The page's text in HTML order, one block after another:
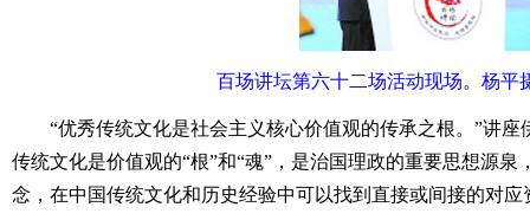
百场讲坛第六十二场活动现场。杨平
“优秀传统文化是社会主义核心价值观的传承之根。”讲座
传统文化是价值观的“根”和“魂”，是治国理政的重要思想源
念，在中国传统文化和历史经验中可以找到直接或间接的对应